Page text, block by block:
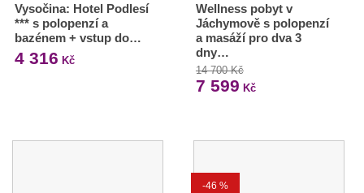
Vysočina: Hotel Podlesí
*** s polopenzí a
bazénem + vstup do…
4 316 Kč
Wellness pobyt v
Jáchymově s polopenzí
a masáží pro dva 3
dny…
14 700 Kč
7 599 Kč
-46 %